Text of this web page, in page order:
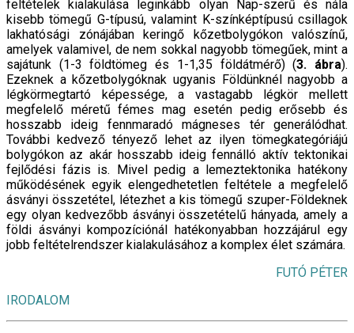
feltételek kialakulása leginkább olyan Nap-szerű és nála
kisebb tömegű G-típusú, valamint K-színképtípusú csillagok
lakhatósági zónájában keringő kőzetbolygókon valószínű,
amelyek valamivel, de nem sokkal nagyobb tömegűek, mint a
sajátunk (1-3 földtömeg és 1-1,35 földátmérő) (3. ábra).
Ezeknek a kőzetbolygóknak ugyanis Földünknél nagyobb a
légkörmegtartó képessége, a vastagabb légkör mellett
megfelelő méretű fémes mag esetén pedig erősebb és
hosszabb ideig fennmaradó mágneses tér generálódhat.
További kedvező tényező lehet az ilyen tömegkategóriájú
bolygókon az akár hosszabb ideig fennálló aktív tektonikai
fejlődési fázis is. Mivel pedig a lemeztektonika hatékony
működésének egyik elengedhetetlen feltétele a megfelelő
ásványi összetétel, létezhet a kis tömegű szuper-Földeknek
egy olyan kedvezőbb ásványi összetételű hányada, amely a
földi ásványi kompozíciónál hatékonyabban hozzájárul egy
jobb feltételrendszer kialakulásához a komplex élet számára.
FUTÓ PÉTER
IRODALOM